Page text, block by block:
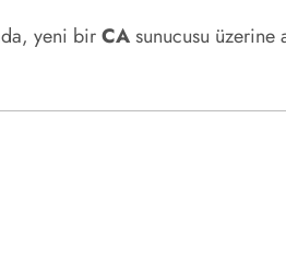
yeni birCAsunucusu üzerine